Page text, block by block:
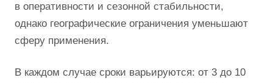
в оперативности и сезонной стабильности,
однако географические ограничения уменьшают
сферу применения.
В каждом случае сроки варьируются: от 3 до 10